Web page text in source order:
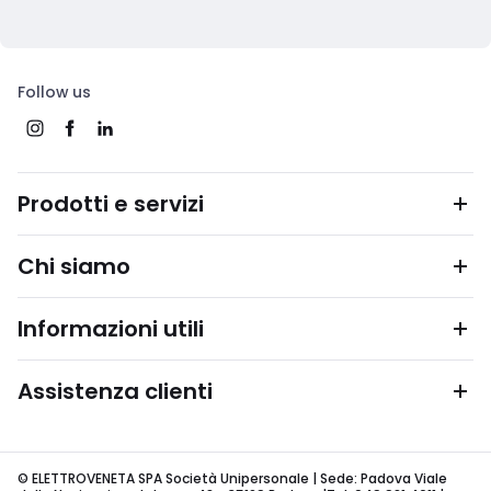
Follow us
Prodotti e servizi
Chi siamo
Informazioni utili
Assistenza clienti
© ELETTROVENETA SPA Società Unipersonale | Sede: Padova Viale